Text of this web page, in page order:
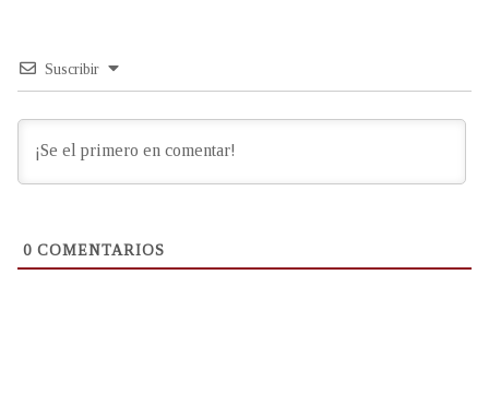
Suscribir
0 COMENTARIOS